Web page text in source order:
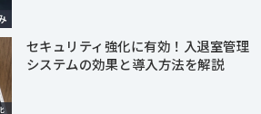
セキュリティ強化に有効！入退室管理
システムの効果と導入方法を解説